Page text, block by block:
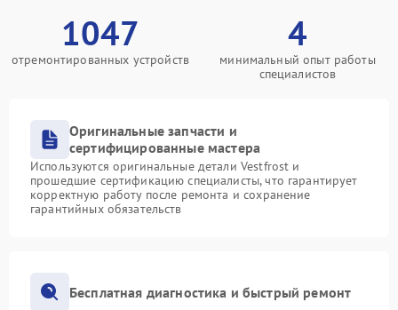
1047
отремонтированных устройств
4
минимальный опыт работы
специалистов
Оригинальные запчасти и
сертифицированные мастера
Используются оригинальные детали Vestfrost и
прошедшие сертификацию специалисты, что гарантирует
корректную работу после ремонта и сохранение
гарантийных обязательств
Бесплатная диагностика и быстрый ремонт